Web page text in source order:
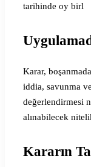
tarihinde oy birl
Karar,
iddia, savunma
değerlendirmesi
alınabilecek
Kararın